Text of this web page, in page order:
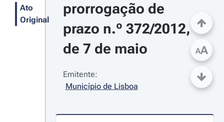
Ato
Original
prorrogação de
prazo n.º 372/2012,
de 7 de maio
Emitente:
Município de Lisboa
AA